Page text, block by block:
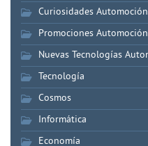
Curiosidades Automoción
Promociones Automoción
Nuevas Tecnologías
Tecnología
Cosmos
Informática
Economía